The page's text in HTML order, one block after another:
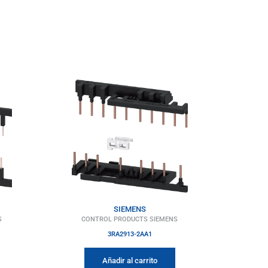
SIEMENS
CONTROL PRODUCTS SIEMENS
3RA2913-2AA1
Añadir al carrito